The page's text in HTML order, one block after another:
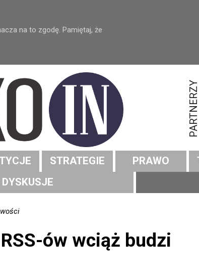
na to zgodę. Pamiętaj, że
PARTNERZY
STRATEGIE PRAWO
DYSKUSJE
ów wciąż budzi